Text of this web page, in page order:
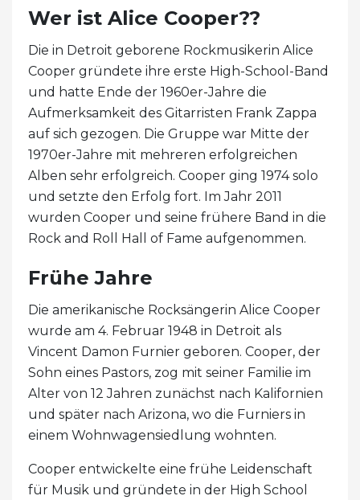
Wer ist Alice Cooper??
Die in Detroit geborene Rockmusikerin Alice
Cooper gründete ihre erste High-School-Band
und hatte Ende der 1960er-Jahre die
Aufmerksamkeit des Gitarristen Frank Zappa
auf sich gezogen. Die Gruppe war Mitte der
1970er-Jahre mit mehreren erfolgreichen
Alben sehr erfolgreich. Cooper ging 1974 solo
und setzte den Erfolg fort. Im Jahr 2011
wurden Cooper und seine frühere Band in die
Rock and Roll Hall of Fame aufgenommen.
Frühe Jahre
Die amerikanische Rocksängerin Alice Cooper
wurde am 4. Februar 1948 in Detroit als
Vincent Damon Furnier geboren. Cooper, der
Sohn eines Pastors, zog mit seiner Familie im
Alter von 12 Jahren zunächst nach Kalifornien
und später nach Arizona, wo die Furniers in
einem Wohnwagensiedlung wohnten.
Cooper entwickelte eine frühe Leidenschaft
für Musik und gründete in der High School